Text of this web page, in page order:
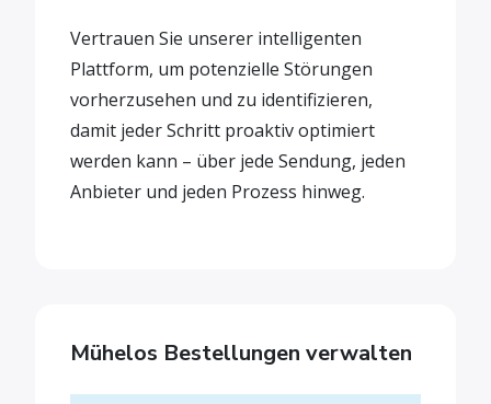
Vertrauen Sie unserer intelligenten
Plattform, um potenzielle Störungen
vorherzusehen und zu identifizieren,
damit jeder Schritt proaktiv optimiert
werden kann – über jede Sendung, jeden
Anbieter und jeden Prozess hinweg.
Mühelos Bestellungen verwalten